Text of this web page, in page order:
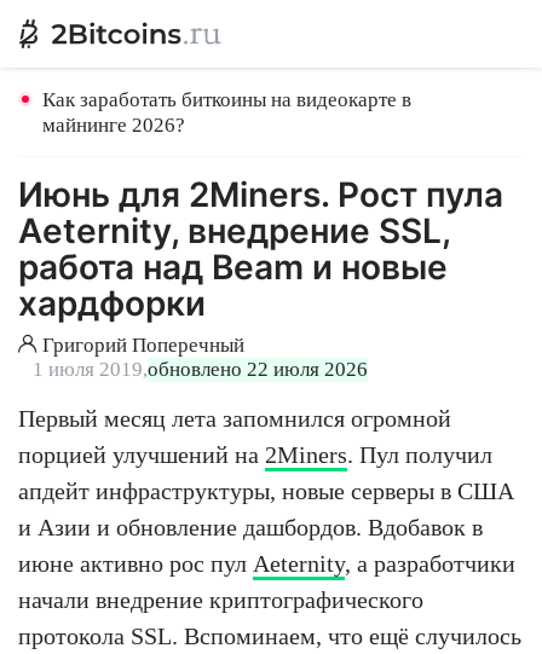
Как заработать биткоины на видеокарте в
майнинге 2026?
Июнь для 2Miners. Рост пула
Aeternity, внедрение SSL,
работа над Beam и новые
хардфорки
Григорий Поперечный
1 июля 2019,обновлено 22 июля 2026
Первый месяц лета запомнился огромной
порцией улучшений на 2Miners. Пул получил
апдейт инфраструктуры, новые серверы в США
и Азии и обновление дашбордов. Вдобавок в
июне активно рос пул Aeternity, а разработчики
начали внедрение криптографического
протокола SSL. Вспоминаем, что ещё случилось